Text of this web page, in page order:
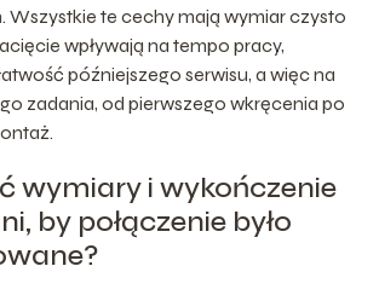
Wszystkie te cechy mają wymiar czysto
wpływają na tempo pracy,
późniejszego serwisu, a więc na
zadania, od pierwszego wkręcenia po
wymiary i wykończenie
by połączenie było